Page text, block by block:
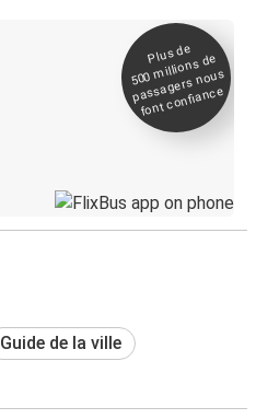
Plus de
500
millions de
passagers nous
font confiance
Guide de la ville